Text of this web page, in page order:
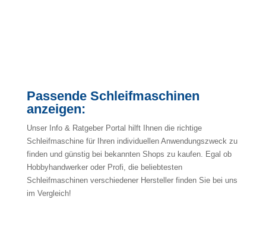
Passende Schleifmaschinen
anzeigen:
Unser Info & Ratgeber Portal hilft Ihnen die richtige
Schleifmaschine für Ihren individuellen Anwendungszweck zu
finden und günstig bei bekannten Shops zu kaufen. Egal ob
Hobbyhandwerker oder Profi, die beliebtesten
Schleifmaschinen verschiedener Hersteller finden Sie bei uns
im Vergleich!